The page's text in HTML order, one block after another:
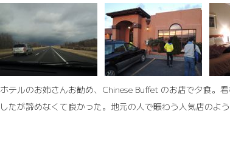
ホテルのお姉さんお勧め、Chinese Buffet のお店で夕食。
したが諦めなくて良かった。地元の人で賑わう人気店のよう